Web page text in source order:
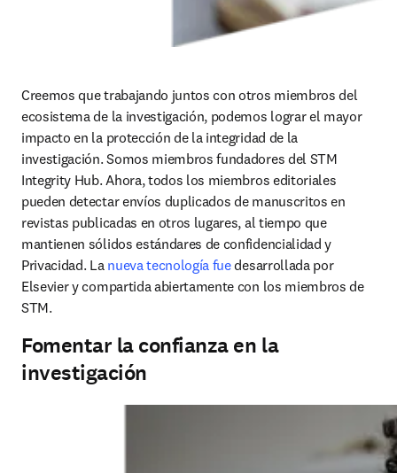
Creemos que trabajando juntos con otros miembros del
ecosistema de la investigación, podemos lograr el mayor
impacto en la protección de la integridad de la
investigación. Somos miembros fundadores del STM
Integrity Hub. Ahora, todos los miembros editoriales
pueden detectar envíos duplicados de manuscritos en
revistas publicadas en otros lugares, al tiempo que
mantienen sólidos estándares de confidencialidad y
Privacidad. La nueva tecnología fue desarrollada por
Elsevier y compartida abiertamente con los miembros de
STM.
Fomentar la confianza en la
investigación